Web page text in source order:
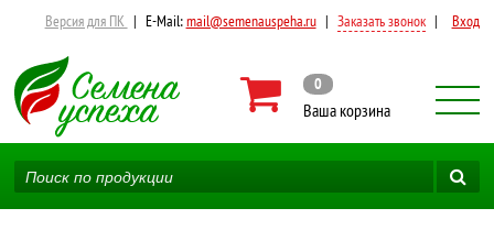
Версия для ПК | E-Mail:mail@semenauspeha.ru | Заказать звонок | Вход
0
Ваша корзина